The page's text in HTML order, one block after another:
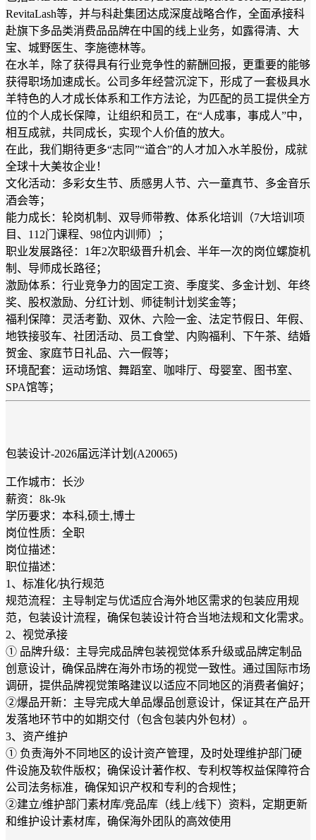
RevitaLash等，并与科赴集团达成深度战略合作，全面承接科
赴旗下多品类消费品品牌在中国的线上业务，如露得清、大
宝、城野医生、李施德林等。
在水羊，除了获得具有行业竞争性的薪酬回报，更重要的能够
获得职场加速成长。公司多年经营沉淀下，形成了一套极具水
羊特色的人才成长体系和工作方法论，为匹配的员工提供全方
位的个人成长保障，让组织和员工，在“人成事，事成人”中，
相互成就，共同成长，实现个人价值的放大。
在此，我们期待更多“志同”“道合”的人才加入水羊股份，成就
全球十大美妆企业！
文化活动：多彩女生节、质感男人节、六一童真节、多金音乐
酒会等；
能力成长：轮岗机制、双导师带教、体系化培训（7大培训项
目、112门课程、98位内训师）；
职业发展路径：1年2次职级晋升机会、半年一次的岗位螺旋机
制、导师成长路径；
激励体系：行业竞争力的固定工资、季度奖、多金计划、年终
奖、股权激励、分红计划、师徒制计划奖金等；
福利保障：灵活考勤、双休、六险一金、法定节假日、年假、
地铁接驳车、社团活动、员工食堂、内购福利、下午茶、结婚
贺金、家庭节日礼品、六一假等；
环境配套：运动场馆、舞蹈室、咖啡厅、母婴室、图书室、
SPA馆等；
包装设计-2026届远洋计划(A20065)
工作城市：长沙
薪资：8k-9k
学历要求：本科,硕士,博士
岗位性质：全职
岗位描述：
职位描述：
1、标准化/执行规范
规范流程：主导制定与优适应合海外地区需求的包装应用规
范，包装设计流程，确保包装设计符合当地法规和文化需求。
2、视觉承接
① 品牌升级：主导完成品牌包装视觉体系升级或品牌定制品
创意设计，确保品牌在海外市场的视觉一致性。通过国际市场
调研，提供品牌视觉策略建议以适应不同地区的消费者偏好；
②爆品开新：主导完成大单品爆品创意设计，保证其在产品开
发落地环节中的如期交付（包含包装内外包材）。
3、资产维护
① 负责海外不同地区的设计资产管理，及时处理维护部门硬
件设施及软件版权；确保设计著作权、专利权等权益保障符合
公司法务标准，确保知识产权和专利的合规性；
②建立/维护部门素材库/竞品库（线上/线下）资料，定期更新
和维护设计素材库，确保海外团队的高效使用